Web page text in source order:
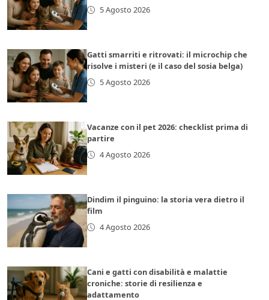
5 Agosto 2026
Gatti smarriti e ritrovati: il microchip che
risolve i misteri (e il caso del sosia belga)
5 Agosto 2026
Vacanze con il pet 2026: checklist prima di
partire
4 Agosto 2026
Dindim il pinguino: la storia vera dietro il
film
4 Agosto 2026
Cani e gatti con disabilità e malattie
croniche: storie di resilienza e
adattamento